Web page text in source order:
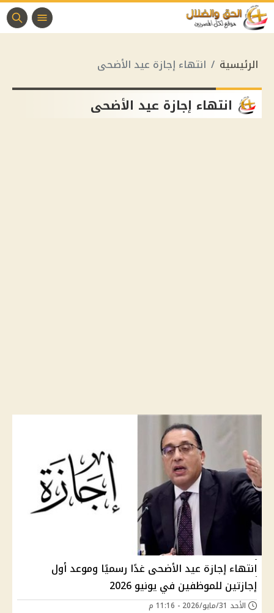
الرئيسية انتهاء إجازة عيد الأضحى
انتهاء إجازة عيد الأضحى
انتهاء إجازة عيد الأضحى غدًا رسميًا وموعد أول
إجازتين للموظفين في يونيو 2026
الأحد 31/مايو/2026 - 11:16 م